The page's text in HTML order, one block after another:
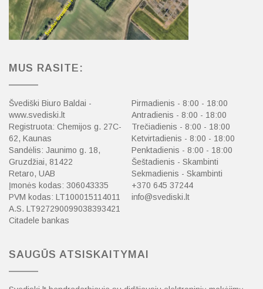
MUS RASITE:
Švediški Biuro Baldai -
www.svediski.lt
Registruota: Chemijos g. 27C-
62, Kaunas
Sandėlis: Jaunimo g. 18,
Gruzdžiai, 81422
Retaro, UAB
Įmonės kodas: 306043335
PVM kodas: LT100015114011
A.S. LT927290099038393421
Citadele bankas
Pirmadienis - 8:00 - 18:00
Antradienis - 8:00 - 18:00
Trečiadienis - 8:00 - 18:00
Ketvirtadienis - 8:00 - 18:00
Penktadienis - 8:00 - 18:00
Šeštadienis - Skambinti
Sekmadienis - Skambinti
+370 645 37244
info@svediski.lt
SAUGŪS ATSISKAITYMAI